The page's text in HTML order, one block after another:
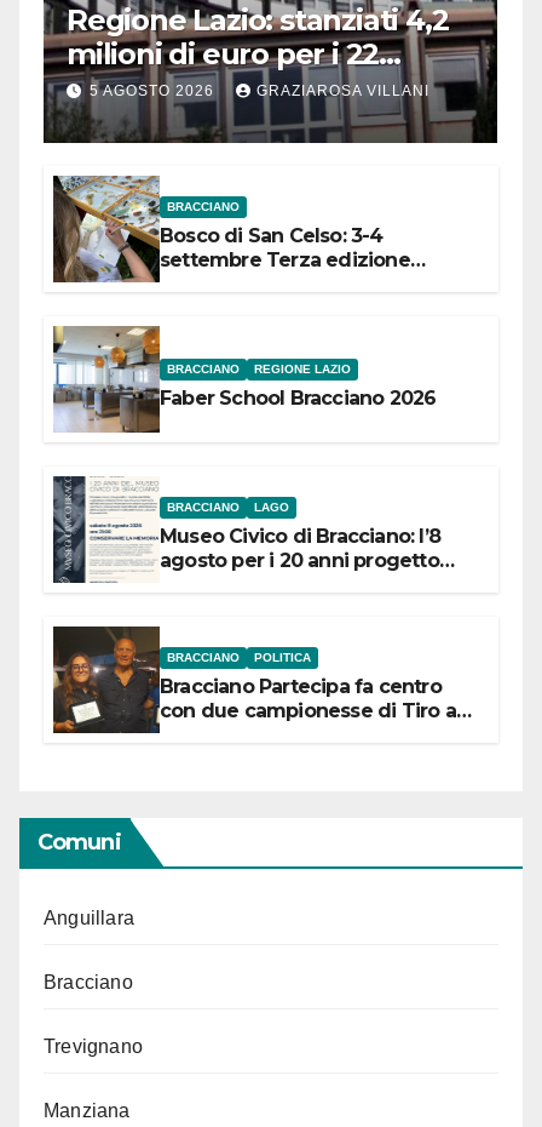
Regione Lazio: stanziati 4,2
milioni di euro per i 22
Comuni dell’Etruria
Meridionale
5 AGOSTO 2026 GRAZIAROSA VILLANI
BRACCIANO
Bosco di San Celso: 3-4
settembre Terza edizione
BRACCIANO REGIONE LAZIO
Faber School Bracciano 2026
BRACCIANO LAGO
Museo Civico di Bracciano: l’8
agosto per i 20 anni progetto
BRACCIANO POLITICA
Bracciano Partecipa fa centro
con due campionesse di Tiro a
Comuni
Anguillara
Bracciano
Trevignano
Manziana